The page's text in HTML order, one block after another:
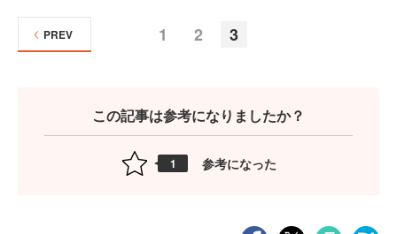
1 2 3
PREV
この記事は参考になりましたか？
1 参考になった